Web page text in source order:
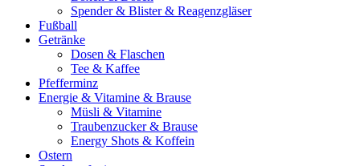
Spender & Blister & Reagenzgläser
Fußball
Getränke
Dosen & Flaschen
Tee & Kaffee
Pfefferminz
Energie & Vitamine & Brause
Müsli & Vitamine
Traubenzucker & Brause
Energy Shots & Koffein
Ostern